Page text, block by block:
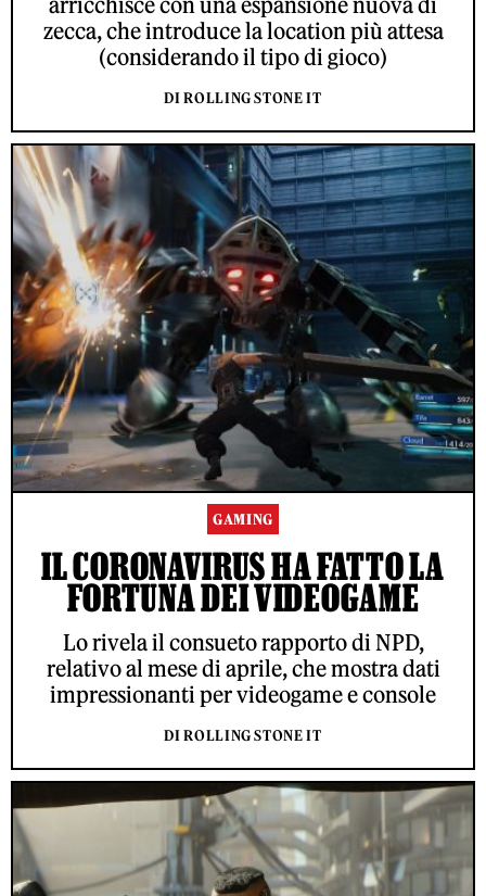
zecca, che introduce la location più attesa
(considerando il tipo di gioco)
DI ROLLING STONE IT
GAMING
IL CORONAVIRUS HA FATTO LA
FORTUNA DEI VIDEOGAME
Lo rivela il consueto rapporto di NPD,
relativo al mese di aprile, che mostra dati
impressionanti per videogame e console
DI ROLLING STONE IT